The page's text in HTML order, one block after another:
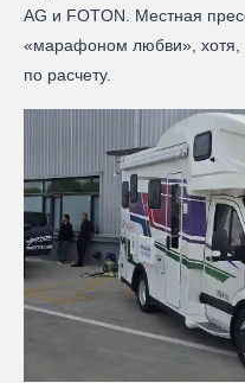
AG и FOTON. Местная
«марафоном любви», хотя,
по расчету.